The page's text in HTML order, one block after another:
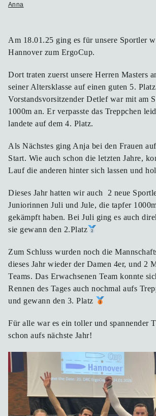
Anna
Am 18.01.25 ging es für unsere Sportler
Hannover zum ErgoCup.
Dort traten zuerst unsere Herren Masters
seiner Altersklasse auf einen guten 5.
Vorstandsvorsitzender Detlef war mit am
1000m an. Er verpasste das Treppchen
landete auf dem 4. Platz.
Als Nächstes ging Anja bei den Frauen
Start. Wie auch schon die letzten Jahre,
Lauf die anderen hinter sich lassen und
Dieses Jahr hatten wir auch 2 neue
Juniorinnen Juli und Jule, die tapfer
gekämpft haben. Bei Juli ging es auch
sie gewann den 2.Platz
Zum Schluss wurden noch die
dieses Jahr wieder der Damen 4er, und 2
Teams. Das Erwachsenen Team konnte
Rennen des Tages auch nochmal aufs
und gewann den 3. Platz
Für alle war es ein toller und spannender
schon aufs nächste Jahr!